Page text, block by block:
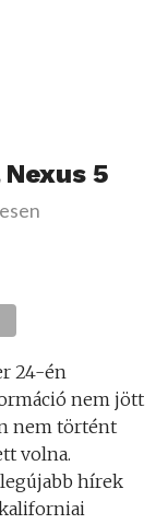
5
24-én
nem jött
nem történt
volna.
hírek